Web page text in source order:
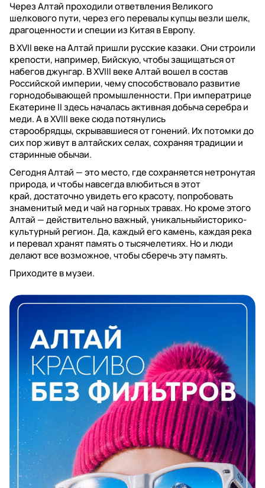
Через Алтай проходили ответвления Великого
шелкового пути, через его перевалы купцы везли шелк,
драгоценности и специи из Китая в Европу.
В XVII веке на Алтай пришли русские казаки. Они строили
крепости, например, Бийскую, чтобы защищаться от
набегов джунгар. В XVIII веке Алтай вошел в состав
Российской империи, чему способствовало развитие
горнодобывающей промышленности. При императрице
Екатерине II здесь началась активная добыча серебра и
меди. А в XVIII веке сюда потянулись
старообрядцы, скрывавшиеся от гонений. Их потомки до
сих пор живут в алтайских селах, сохраняя традиции и
старинные обычаи.
Сегодня Алтай — это место, где сохраняется нетронутая
природа, и чтобы навсегда влюбиться в этот
край, достаточно увидеть его красоту, попробовать
знаменитый мед и чай на горных травах. Но кроме этого
Алтай — действительно важный, уникальныйисторико-
культурный регион. Да, каждый его камень, каждая река
и перевал хранят память о тысячелетиях. Но и люди
делают все возможное, чтобы сберечь эту память.
Приходите в музеи.